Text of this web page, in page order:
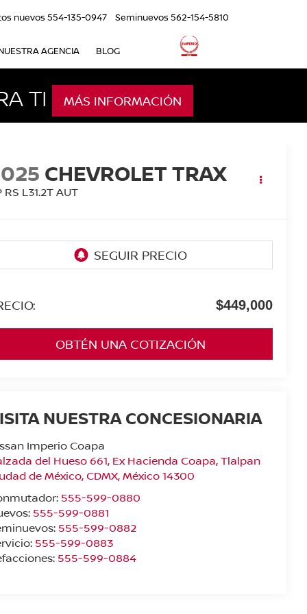
nuevos554-135-0947 Seminuevos562-154-5810
AGENCIA BLOG
TI MÁS INFORMACIÓN
CHEVROLET TRAX
RS L31.2T AUT
$449,000
OBTÉN UNA COTIZACIÓN
NUESTRA CONCESIONARIA
Imperio Coapa
del Hueso 661, Ex Hacienda Coapa, Tlalpan
de México,CDMX, México14300
555-599-0880
555-599-0881
555-599-0882
555-599-0883
555-599-0884